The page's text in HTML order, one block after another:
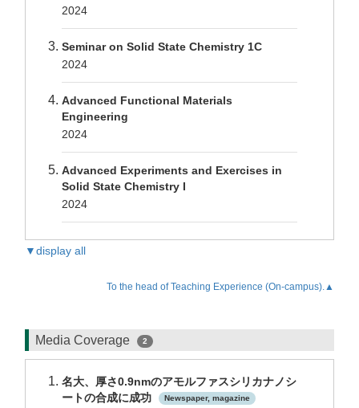
2024
Seminar on Solid State Chemistry 1C
2024
Advanced Functional Materials
Engineering
2024
Advanced Experiments and Exercises in
Solid State Chemistry I
2024
▼display all
To the head of Teaching Experience (On-campus).▲
Media Coverage 2
名大、厚さ0.9nmのアモルファスシリカナノシ
ートの合成に成功
Newspaper, magazine